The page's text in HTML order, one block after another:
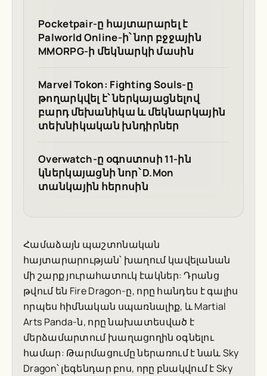
Pocketpair-ը հայտարարել է
Palworld Online-ի՝ նոր բջջային
MMORPG-ի մեկնարկի մասին
Marvel Tokon: Fighting Souls-ը
թողարկվել է՝ ներկայացնելով
բարդ մեխանիկա և մեկնարկային
տեխնիկական խնդիրներ
Overwatch-ը օգոստոսի 11-ին
կներկայացնի նոր՝ D.Mon
տանկային հերոսին
Համաձայն պաշտոնական
հայտարարության՝ խաղում կավելանան
մի շարք յուրահատուկ էակներ: Դրանց
թվում են Fire Dragon-ը, որը հանդես է գալիս
որպես հիմնական սպառնալիք, և Martial
Arts Panda-ն, որը նախատեսված է
մերձամարտում խաղացողին օգնելու
համար: Թարմացումը ներառում է նաև Sky
Dragon՝ լեգենդար բոս, որը բնակվում է Sky